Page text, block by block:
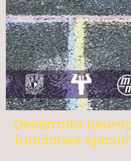
Desarrollo
funciones